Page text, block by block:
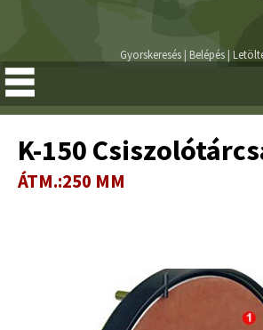
Gyorskeresés | Belépés|
K-150
ÁTM.:250 MM